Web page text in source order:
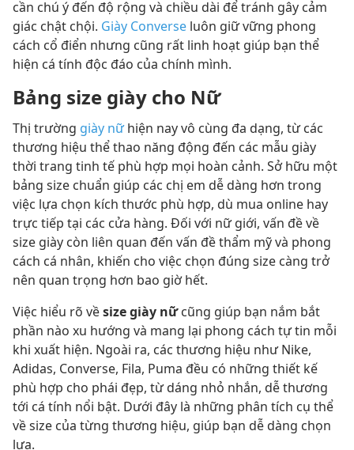
cần chú ý đến độ rộng và chiều dài để tránh gây cảm
giác chật chội. Giày Converse luôn giữ vững phong
cách cổ điển nhưng cũng rất linh hoạt giúp bạn thể
hiện cá tính độc đáo của chính mình.
Bảng size giày cho Nữ
Thị trường giày nữhiện nay vô cùng đa dạng, từ các
thương hiệu thể thao năng động đến các mẫu giày
thời trang tinh tế phù hợp mọi hoàn cảnh. Sở hữu một
bảng size chuẩn giúp các chị em dễ dàng hơn trong
việc lựa chọn kích thước phù hợp, dù mua online hay
trực tiếp tại các cửa hàng. Đối với nữ giới, vấn đề về
size giày còn liên quan đến vấn đề thẩm mỹ và phong
cách cá nhân, khiến cho việc chọn đúng size càng trở
nên quan trọng hơn bao giờ hết.
Việc hiểu rõ vềsize giày nữcũng giúp bạn nắm bắt
phần nào xu hướng và mang lại phong cách tự tin mỗi
khi xuất hiện. Ngoài ra, các thương hiệu như Nike,
Adidas, Converse, Fila, Puma đều có những thiết kế
phù hợp cho phái đẹp, từ dáng nhỏ nhắn, dễ thương
tới cá tính nổi bật. Dưới đây là những phân tích cụ thể
về size của từng thương hiệu, giúp bạn dễ dàng chọn
lựa.